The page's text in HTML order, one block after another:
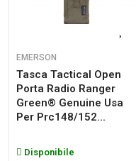
EMERSON
Tasca Tactical Open
Porta Radio Ranger
Green® Genuine Usa
Per Prc148/152...
Disponibile